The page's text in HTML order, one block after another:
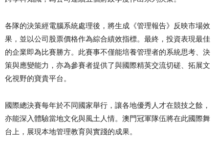
各隊的決策經電腦系統處理後，將生成《管理報告》反映市場效
果，並以公司股票價格作為綜合績效指標。最終，投資表現最佳
的企業即為比賽勝方。此賽事不僅能培養管理者的系統思考、決
策與應變能力，亦為參賽者提供了與國際精英交流切磋、拓展文
化視野的寶貴平台。
國際總決賽每年於不同國家舉行，讓各地優秀人才在競技之餘，
亦能深入體驗當地文化與風土人情。澳門冠軍隊伍將在此國際舞
台上，展現本地管理教育與實踐的成果。